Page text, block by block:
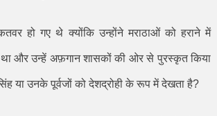
हो गए थे क्योंकि उन्होंने मराठाओं को हराने में
था और उन्हें अफ़गान शासकों की ओर से पुरस्कृत किया
या उनके पूर्वजों को देशद्रोही के रूप में देखता है?